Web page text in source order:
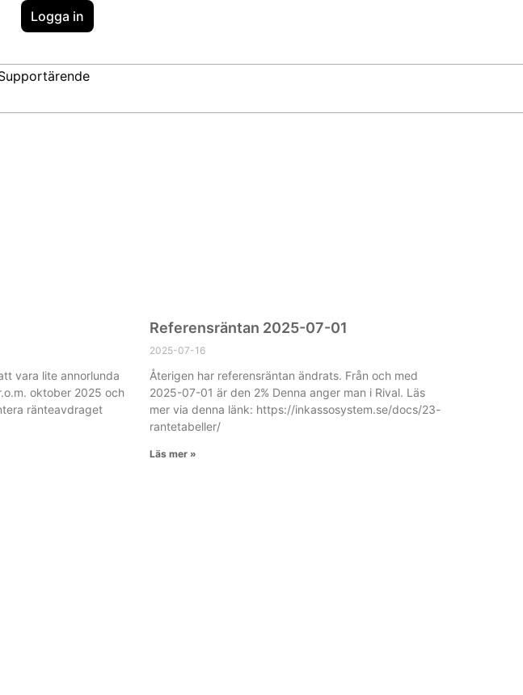
Logga in
vara lite annorlunda
oktober 2025 och
ränteavdraget
Referensräntan 2025-07-01
2025-07-16
Återigen har referensräntan ändrats. Från och med
2025-07-01 är den 2% Denna anger man i Rival. Läs
mer via denna länk: https://inkassosystem.se/docs/23-
rantetabeller/
Läs mer »